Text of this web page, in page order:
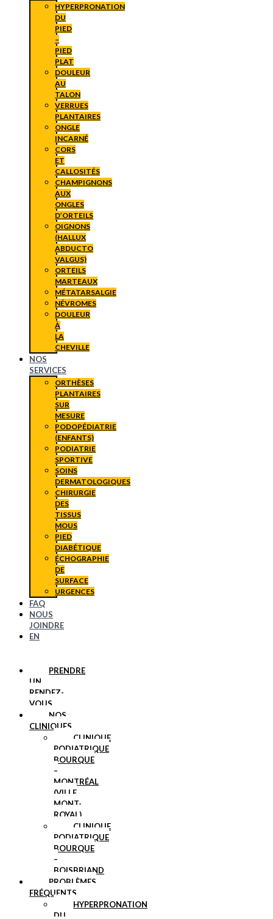
HYPERPRONATION
DU
PIED
–
PIED
PLAT
DOULEUR
AU
TALON
VERRUES
PLANTAIRES
ONGLE
INCARNÉ
CORS
ET
CALLOSITÉS
CHAMPIGNONS
AUX
ONGLES
D’ORTEILS
OIGNONS
(HALLUX
ABDUCTO
VALGUS)
ORTEILS
MARTEAUX
MÉTATARSALGIE
NÉVROMES
DOULEUR
À
LA
CHEVILLE
NOS
SERVICES
ORTHÈSES
PLANTAIRES
SUR
MESURE
PODOPÉDIATRIE
(ENFANTS)
PODIATRIE
SPORTIVE
SOINS
DERMATOLOGIQUES
CHIRURGIE
DES
TISSUS
MOUS
PIED
DIABÉTIQUE
ÉCHOGRAPHIE
DE
SURFACE
URGENCES
FAQ
NOUS
JOINDRE
EN
PRENDRE
UN
RENDEZ-
VOUS
NOS
CLINIQUES
CLINIQUE
PODIATRIQUE
BOURQUE
–
MONTRÉAL
(VILLE
MONT-
ROYAL)
CLINIQUE
PODIATRIQUE
BOURQUE
–
BOISBRIAND
PROBLÈMES
FRÉQUENTS
HYPERPRONATION
DU